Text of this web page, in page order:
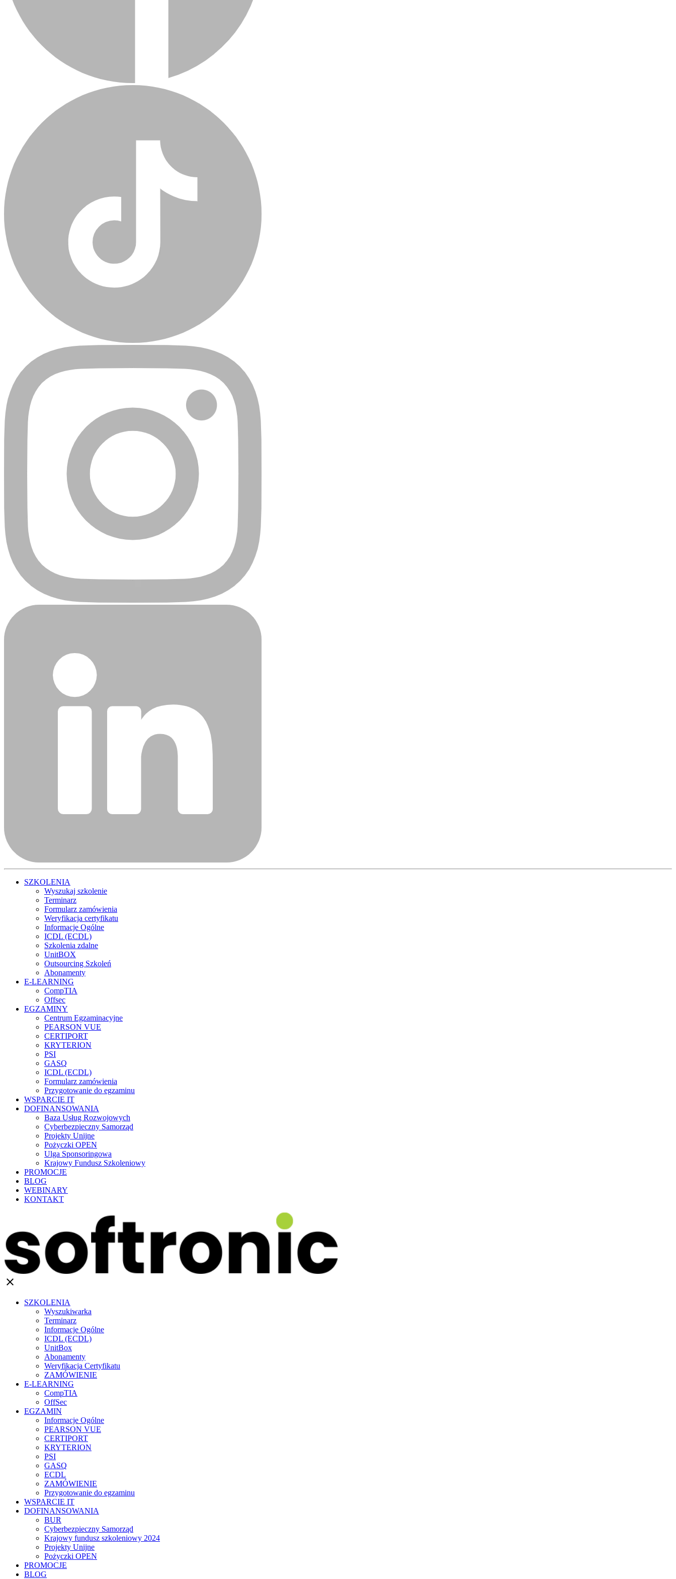
SZKOLENIA
Wyszukaj szkolenie
Terminarz
Formularz zamówienia
Weryfikacja certyfikatu
Informacje Ogólne
ICDL (ECDL)
Szkolenia zdalne
UnitBOX
Outsourcing Szkoleń
Abonamenty
E-LEARNING
CompTIA
Offsec
EGZAMINY
Centrum Egzaminacyjne
PEARSON VUE
CERTIPORT
KRYTERION
PSI
GASQ
ICDL (ECDL)
Formularz zamówienia
Przygotowanie do egzaminu
WSPARCIE IT
DOFINANSOWANIA
Baza Usług Rozwojowych
Cyberbezpieczny Samorząd
Projekty Unijne
Pożyczki OPEN
Ulga Sponsoringowa
Krajowy Fundusz Szkoleniowy
PROMOCJE
BLOG
WEBINARY
KONTAKT
clear
SZKOLENIA
Wyszukiwarka
Terminarz
Informacje Ogólne
ICDL (ECDL)
UnitBox
Abonamenty
Weryfikacja Certyfikatu
ZAMÓWIENIE
E-LEARNING
CompTIA
OffSec
EGZAMIN
Informacje Ogólne
PEARSON VUE
CERTIPORT
KRYTERION
PSI
GASQ
ECDL
ZAMÓWIENIE
Przygotowanie do egzaminu
WSPARCIE IT
DOFINANSOWANIA
BUR
Cyberbezpieczny Samorząd
Krajowy fundusz szkoleniowy 2024
Projekty Unijne
Pożyczki OPEN
PROMOCJE
BLOG